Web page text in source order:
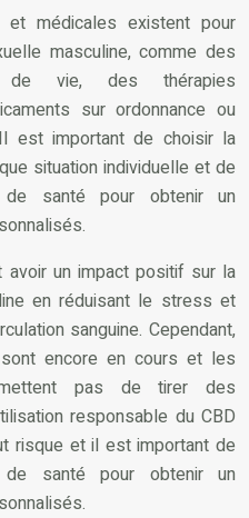
et médicales existent pour
masculine, comme des
de vie, des thérapies
sur ordonnance ou
est important de choisir la
situation individuelle et de
de santé pour obtenir un
avoir un impact positif sur la
en réduisant le stress et
sanguine. Cependant,
encore en cours et les
pas de tirer des
responsable du CBD
risque et il est important de
de santé pour obtenir un